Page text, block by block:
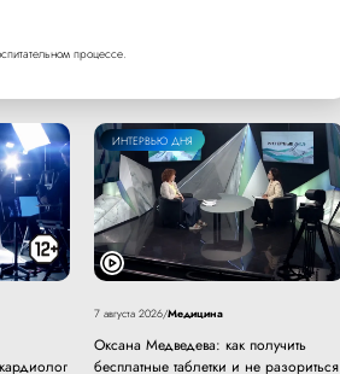
процессе.
ИНТЕРВЬЮ ДНЯ
7 августа 2026/Медицина
Оксана Медведева: как получить
бесплатные таблетки и не разориться